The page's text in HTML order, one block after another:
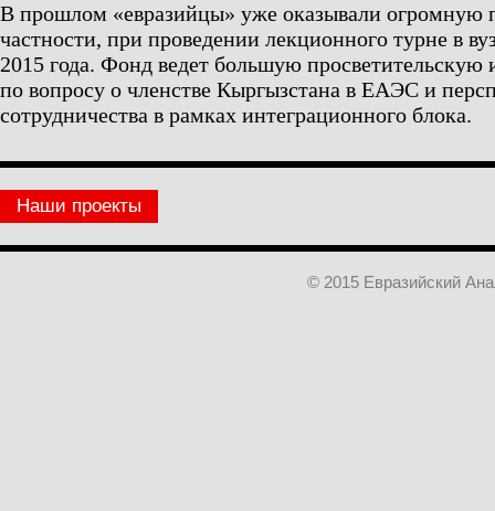
В прошлом «евразийцы» уже оказывали
частности, при проведении лекционного турне в
2015 года. Фонд ведет большую просветительскую
по вопросу о членстве Кыргызстана в ЕАЭС и
сотрудничества в рамках интеграционного блока.
Наши проекты
© 2015 Евразийский